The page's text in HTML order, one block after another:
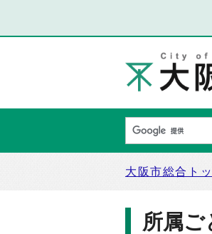
大阪市総合ト
所属ご